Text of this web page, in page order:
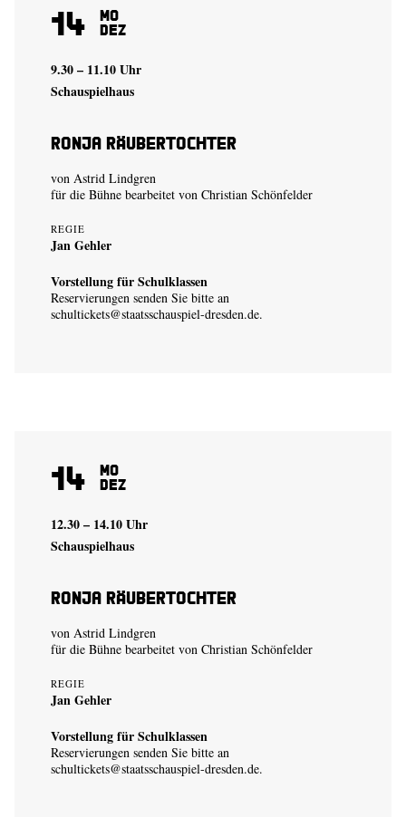
14 Mo
Dez
9.30 – 11.10 Uhr
Schauspielhaus
Ronja Räubertochter
von Astrid Lindgren
für die Bühne bearbeitet von Christian Schönfelder
REGIE
Jan Gehler
Vorstellung für Schulklassen
Reservierungen senden Sie bitte an
schultickets@staatsschauspiel-dresden.de.
14 Mo
Dez
12.30 – 14.10 Uhr
Schauspielhaus
Ronja Räubertochter
von Astrid Lindgren
für die Bühne bearbeitet von Christian Schönfelder
REGIE
Jan Gehler
Vorstellung für Schulklassen
Reservierungen senden Sie bitte an
schultickets@staatsschauspiel-dresden.de.